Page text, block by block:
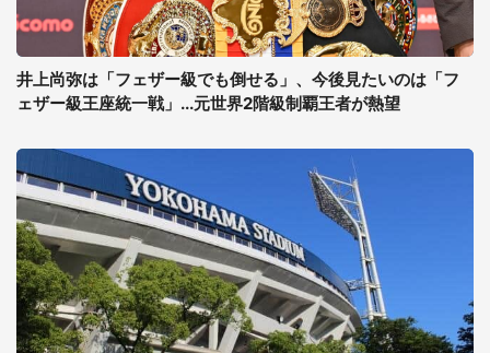
井上尚弥は「フェザー級でも倒せる」、今後見たいのは「フ
ェザー級王座統一戦」...元世界2階級制覇王者が熱望